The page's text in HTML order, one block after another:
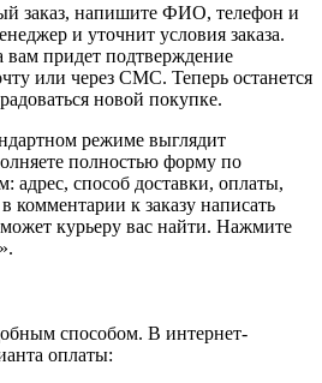
заказ, напишите ФИО, телефон и
и уточнит условия заказа.
вам придет подтверждение
или через СМС. Теперь останется
новой покупке.
режиме выглядит
полностью форму по
адрес, способ доставки, оплаты,
комментарии к заказу написать
курьеру вас найти. Нажмите
способом. В интернет-
оплаты: